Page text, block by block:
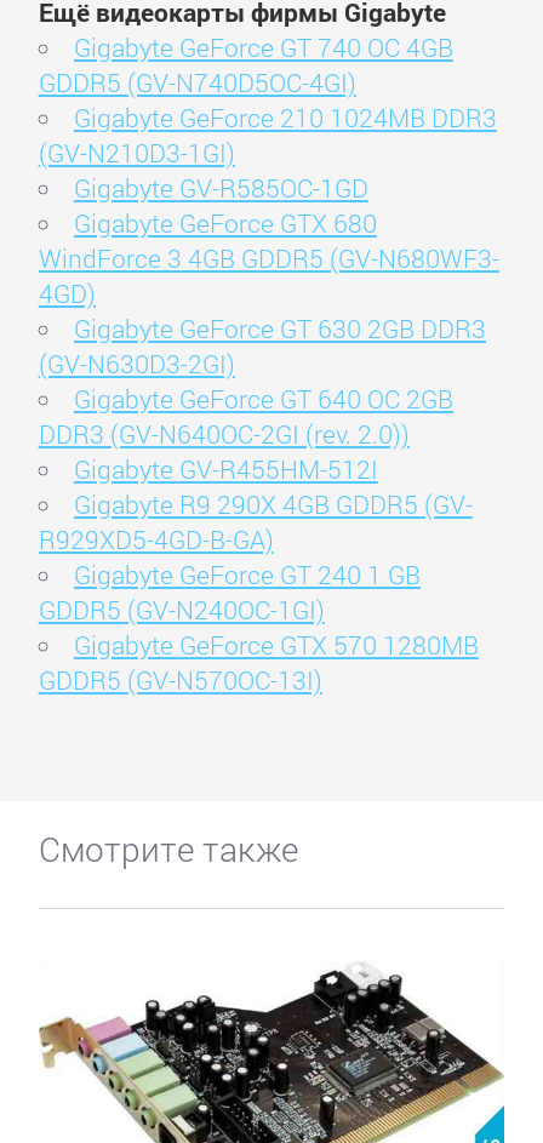
Ещё видеокарты фирмы Gigabyte
Gigabyte GeForce GT 740 OC 4GB
GDDR5 (GV-N740D5OC-4GI)
Gigabyte GeForce 210 1024MB DDR3
(GV-N210D3-1GI)
Gigabyte GV-R585OC-1GD
Gigabyte GeForce GTX 680
WindForce 3 4GB GDDR5 (GV-N680WF3-
4GD)
Gigabyte GeForce GT 630 2GB DDR3
(GV-N630D3-2GI)
Gigabyte GeForce GT 640 OC 2GB
DDR3 (GV-N640OC-2GI (rev. 2.0))
Gigabyte GV-R455HM-512I
Gigabyte R9 290X 4GB GDDR5 (GV-
R929XD5-4GD-B-GA)
Gigabyte GeForce GT 240 1 GB
GDDR5 (GV-N240OC-1GI)
Gigabyte GeForce GTX 570 1280MB
GDDR5 (GV-N570OC-13I)
Смотрите также